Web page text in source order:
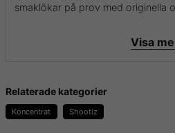
smaklökar på prov med originella
Flaskan innehåller 30ml koncentrat
Vi på E-liquids.se är stolta över att
Shootiz och kunna erbjuda våra
mest köpta och framförallt
Visa
Relaterade kategorier
Koncentrat Shootiz